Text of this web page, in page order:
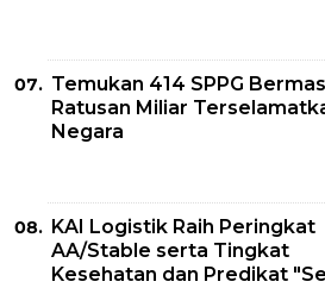
Temukan 414 SPPG
Ratusan Miliar
Negara
KAI Logistik Raih Peringkat
AA/Stable serta Tingkat
Kesehatan dan Predikat